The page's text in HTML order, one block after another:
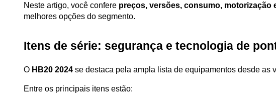
Neste artigo, você confere preços, versões, consumo, motorização
melhores opções do segmento.
Itens de série: segurança e tecnologia de
O HB20 2024 se destaca pela ampla lista de equipamentos desde as
Entre os principais itens estão: